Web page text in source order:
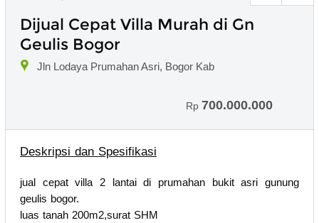
Dijual Cepat Villa Murah di Gn
Geulis Bogor
Jln Lodaya Prumahan Asri, Bogor Kab
Rp 700.000.000
Deskripsi dan Spesifikasi
jual cepat villa 2 lantai di prumahan bukit asri gunung
geulis bogor.
luas tanah 200m2,surat SHM